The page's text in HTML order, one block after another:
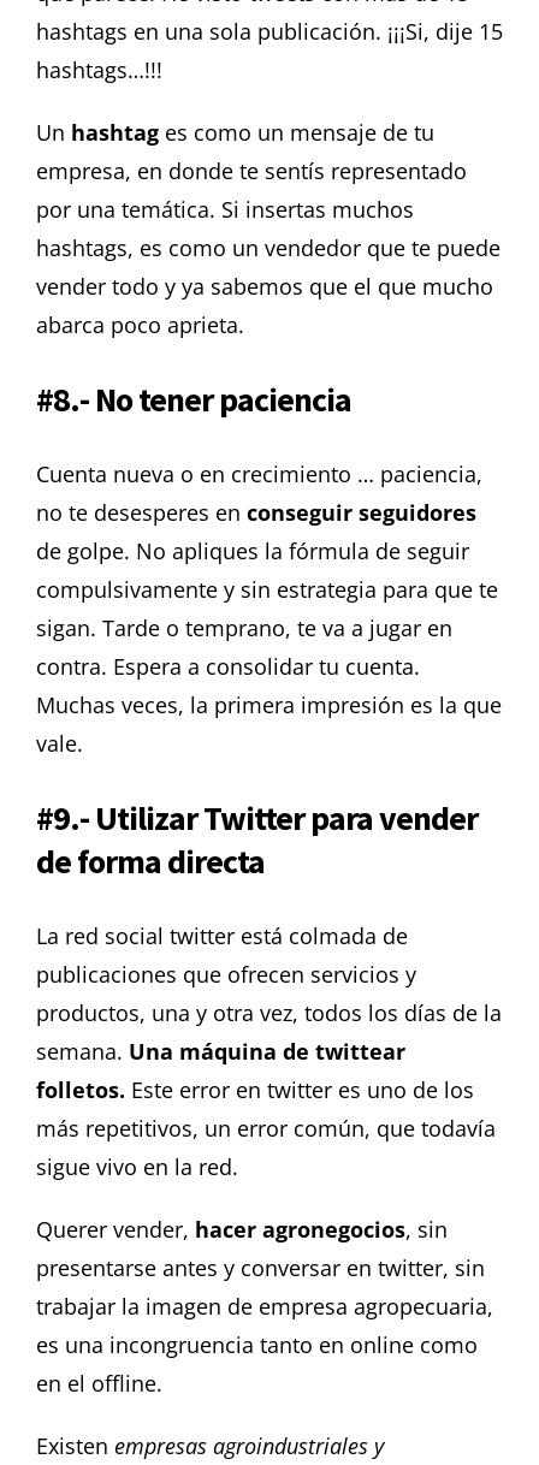
hashtags en una sola publicación. ¡¡¡Si, dije 15
hashtags…!!!
Un hashtag es como un mensaje de tu
empresa, en donde te sentís representado
por una temática. Si insertas muchos
hashtags, es como un vendedor que te puede
vender todo y ya sabemos que el que mucho
abarca poco aprieta.
#8.- No tener paciencia
Cuenta nueva o en crecimiento … paciencia,
no te desesperes en conseguir seguidores
de golpe. No apliques la fórmula de seguir
compulsivamente y sin estrategia para que te
sigan. Tarde o temprano, te va a jugar en
contra. Espera a consolidar tu cuenta.
Muchas veces, la primera impresión es la que
vale.
#9.- Utilizar Twitter para vender
de forma directa
La red social twitter está colmada de
publicaciones que ofrecen servicios y
productos, una y otra vez, todos los días de la
semana. Una máquina de twittear
folletos. Este error en twitter es uno de los
más repetitivos, un error común, que todavía
sigue vivo en la red.
Querer vender, hacer agronegocios, sin
presentarse antes y conversar en twitter, sin
trabajar la imagen de empresa agropecuaria,
es una incongruencia tanto en online como
en el offline.
Existen empresas agroindustriales y